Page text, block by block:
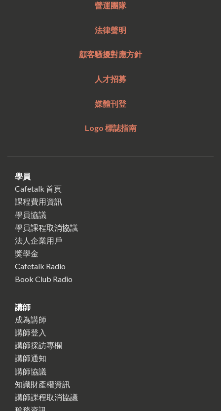
營運團隊
法律聲明
顧客騷擾對應方針
人才招募
媒體刊登
Logo 標誌指南
學員
Cafetalk 首頁
課程費用資訊
學員協議
學員課程取消協議
法人企業用戶
獎學金
Cafetalk Radio
Book Club Radio
講師
成為講師
講師登入
講師採訪專欄
講師通知
講師協議
知識財產權資訊
講師課程取消協議